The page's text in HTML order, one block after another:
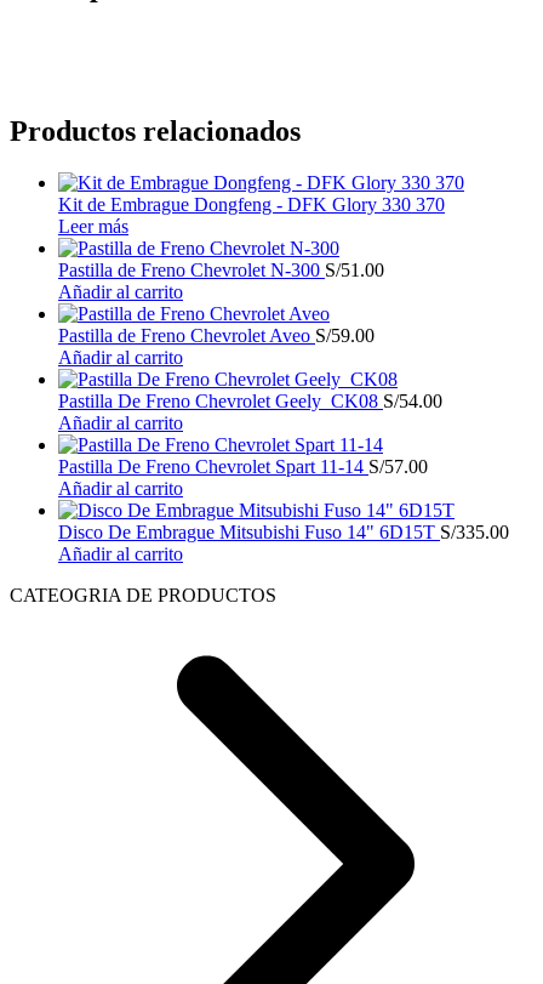
Productos relacionados
Kit de Embrague Dongfeng - DFK Glory 330 370
Leer más
Pastilla de Freno Chevrolet N-300 S/51.00
Añadir al carrito
Pastilla de Freno Chevrolet Aveo S/59.00
Añadir al carrito
Pastilla De Freno Chevrolet Geely_CK08 S/54.00
Añadir al carrito
Pastilla De Freno Chevrolet Spart 11-14 S/57.00
Añadir al carrito
Disco De Embrague Mitsubishi Fuso 14" 6D15T S/335.00
Añadir al carrito
CATEOGRIA DE PRODUCTOS